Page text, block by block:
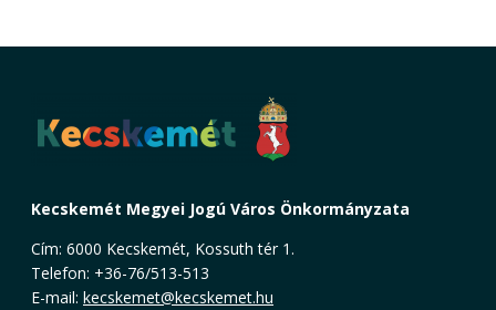
Kecskemét Megyei Jogú Város Önkormányzata
Cím: 6000 Kecskemét, Kossuth tér 1.
Telefon: +36-76/513-513
E-mail: kecskemet@kecskemet.hu